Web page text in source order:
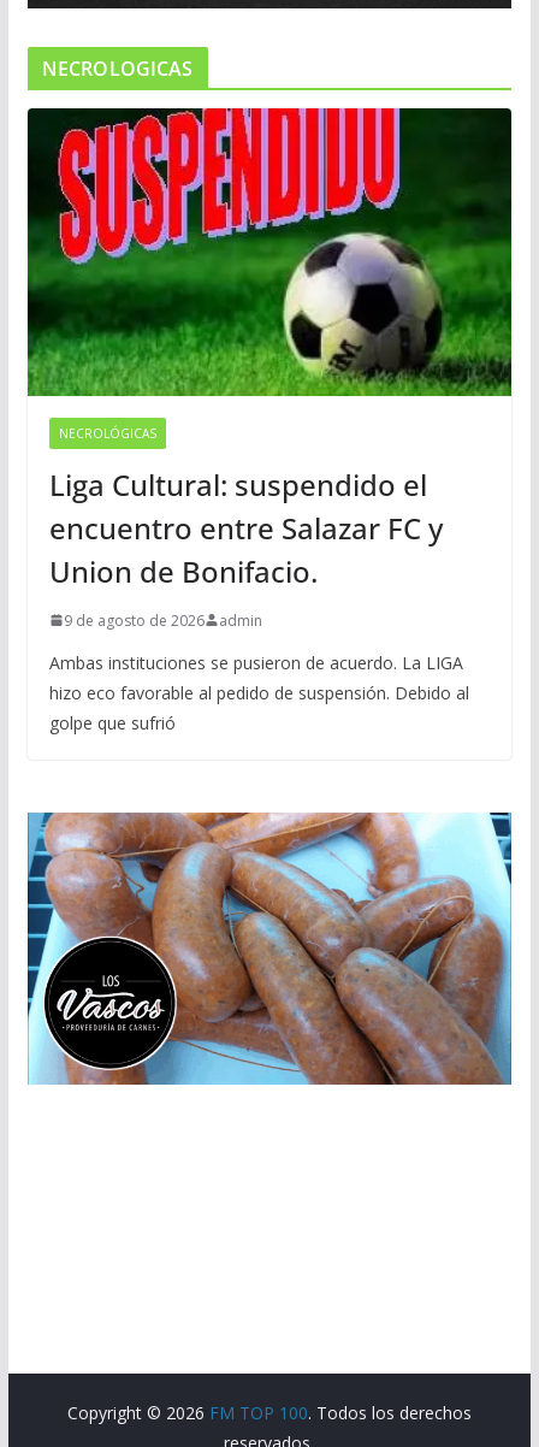
NECROLOGICAS
NECROLÓGICAS
Liga Cultural: suspendido el
encuentro entre Salazar FC y
Union de Bonifacio.
9 de agosto de 2026 admin
Ambas instituciones se pusieron de acuerdo. La LIGA
hizo eco favorable al pedido de suspensión. Debido al
golpe que sufrió
Copyright © 2026 FM TOP 100. Todos los derechos